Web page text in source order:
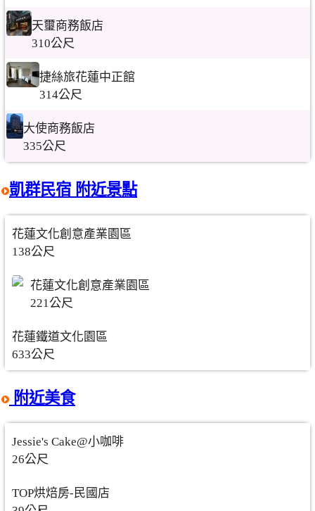
天璽商務飯店
310公尺
捷絲旅花蓮中正館
314公尺
大使商務飯店
335公尺
凱群民宿 附近景點
花蓮文化創意產業園區
138公尺
花蓮文化創意產業園區
221公尺
花蓮鐵道文化園區
633公尺
附近美食
Jessie's Cake@小咖啡
26公尺
TOP烘焙房-民國店